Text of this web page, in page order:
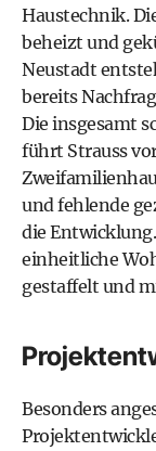
Haustechnik.
beheizt und
Neustadt
bereits
Die insgesamt
führt Strauss
und fehlende
die
einheitliche
gestaffelt und
Besonders